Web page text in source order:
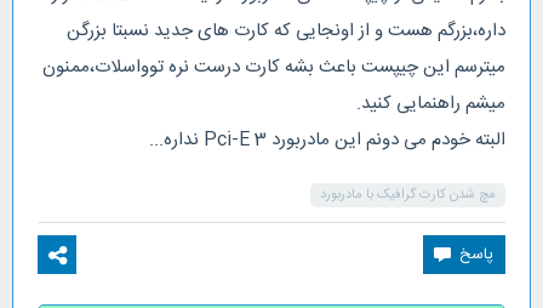
داره،بزرگم هست و از اونجایی که کارت های جدید نسبتا بزرگن
میترسم این چیپست باعث بشه کارت درست نره توواسلات،ممنون
میشم راهنمایی کنید.
البته خودم می دونم این مادربورد Pci-E 3 نداره...
مچ شدن کارت گرافیک با مادربورد